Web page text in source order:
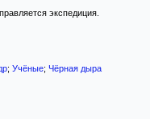
экспедиция.
; Учёные; Чёрная дыра